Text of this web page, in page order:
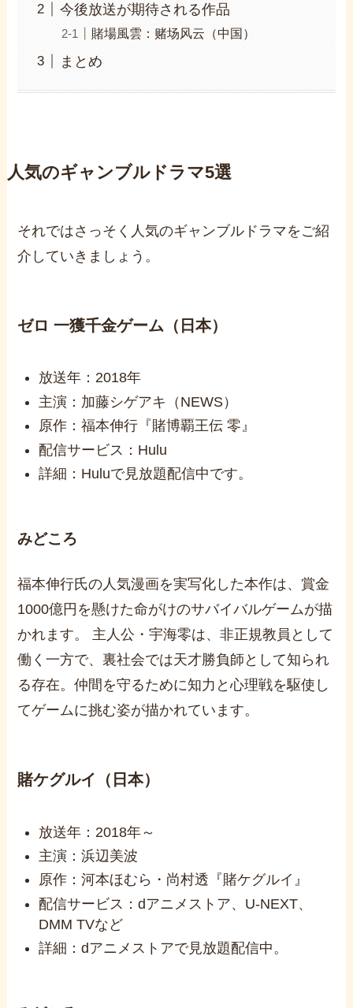
今後放送が期待される作品
賭場風雲：赌场风云（中国）
まとめ
人気のギャンブルドラマ5選
それではさっそく人気のギャンブルドラマをご紹
介していきましょう。
ゼロ 一獲千金ゲーム（日本）
放送年：2018年
主演：加藤シゲアキ（NEWS）
原作：福本伸行『賭博覇王伝 零』
配信サービス：Hulu
詳細：Huluで見放題配信中です。
みどころ
福本伸行氏の人気漫画を実写化した本作は、賞金
1000億円を懸けた命がけのサバイバルゲームが描
かれます。 主人公・宇海零は、非正規教員として
働く一方で、裏社会では天才勝負師として知られ
る存在。仲間を守るために知力と心理戦を駆使し
てゲームに挑む姿が描かれています。
賭ケグルイ（日本）
放送年：2018年～
主演：浜辺美波
原作：河本ほむら・尚村透『賭ケグルイ』
配信サービス：dアニメストア、U-NEXT、
DMM TVなど
詳細：dアニメストアで見放題配信中。